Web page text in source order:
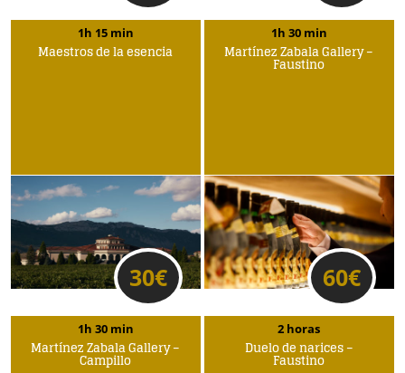
1h 15 min
Maestros de la esencia
30€
1h 30 min
Martínez Zabala Gallery –
Faustino
60€
1h 30 min
Martínez Zabala Gallery –
Campillo
2 horas
Duelo de narices –
Faustino